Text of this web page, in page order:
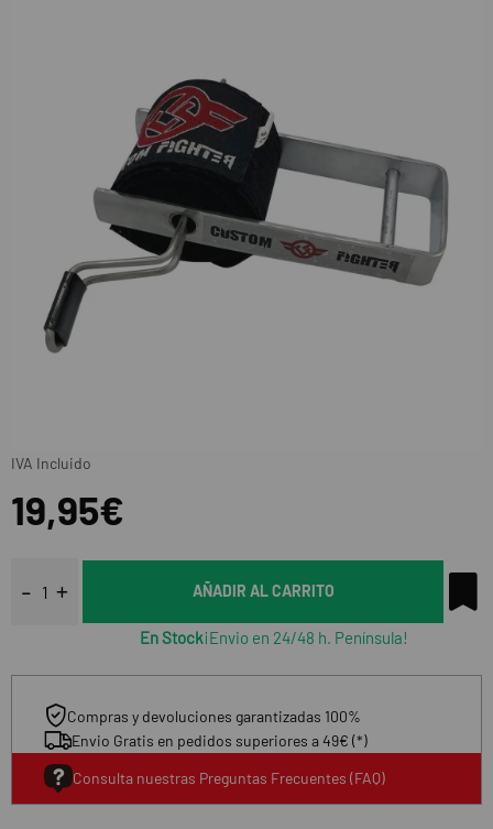
19,95€
IVA Incluido
AÑADIR AL CARRITO
En Stock¡Envio en 24/48 h. Península!
Compras y devoluciones garantizadas 100%
Envio Gratis en pedidos superiores a 49€ (*)
Consulta nuestras Preguntas Frecuentes (FAQ)